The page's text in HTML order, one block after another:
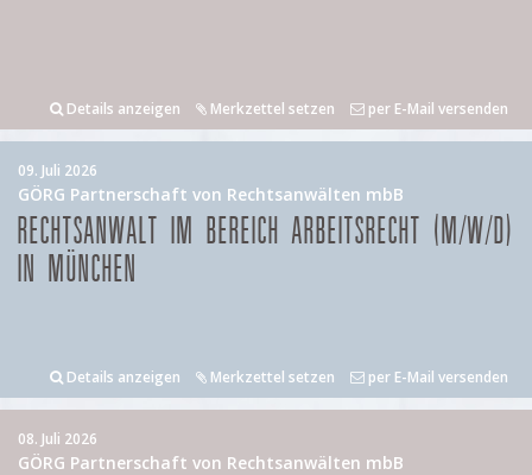
Details anzeigen Merkzettel setzen per E-Mail versenden
09. Juli 2026
GÖRG Partnerschaft von Rechtsanwälten mbB
RECHTSANWALT IM BEREICH ARBEITSRECHT (M/W/D)
IN MÜNCHEN
Details anzeigen Merkzettel setzen per E-Mail versenden
08. Juli 2026
GÖRG Partnerschaft von Rechtsanwälten mbB